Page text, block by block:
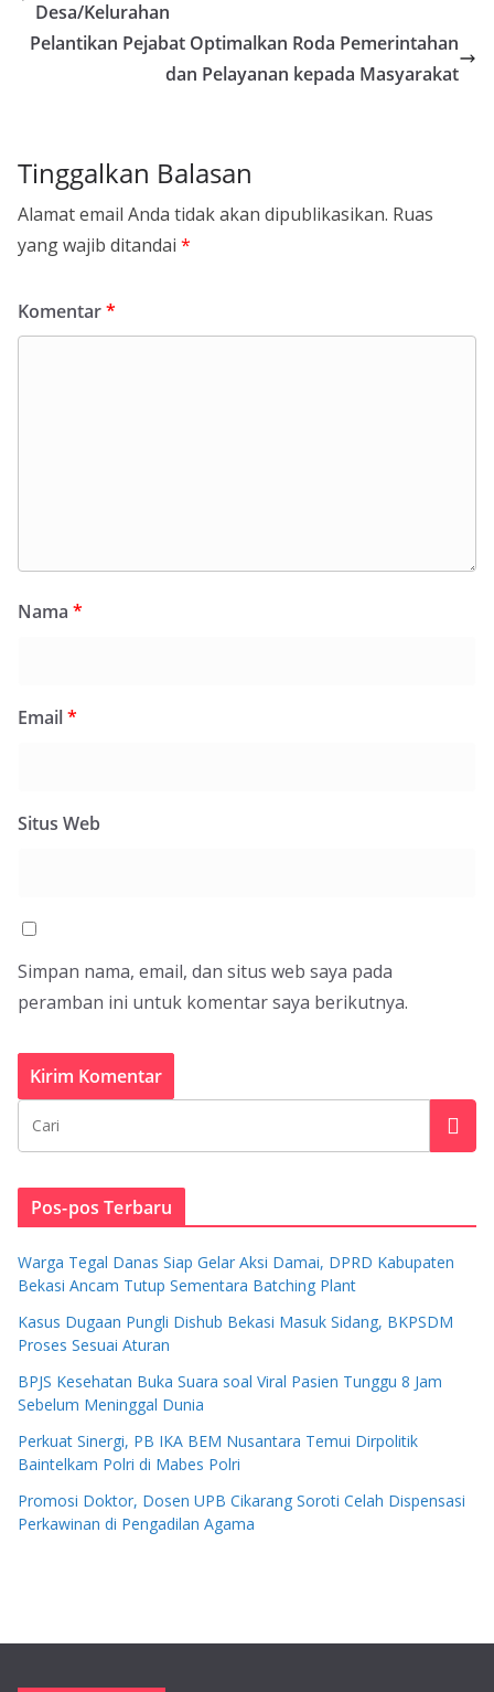
Desa/Kelurahan
Pelantikan Pejabat Optimalkan Roda Pemerintahan
dan Pelayanan kepada Masyarakat
Tinggalkan Balasan
Alamat email Anda tidak akan dipublikasikan. Ruas
yang wajib ditandai *
Komentar*
Nama *
Email*
Situs Web
Simpan nama, email, dan situs web saya pada
peramban ini untuk komentar saya berikutnya.
Pos-pos Terbaru
Warga Tegal Danas Siap Gelar Aksi Damai, DPRD Kabupaten
Bekasi Ancam Tutup Sementara Batching Plant
Kasus Dugaan Pungli Dishub Bekasi Masuk Sidang, BKPSDM
Proses Sesuai Aturan
BPJS Kesehatan Buka Suara soal Viral Pasien Tunggu 8 Jam
Sebelum Meninggal Dunia
Perkuat Sinergi, PB IKA BEM Nusantara Temui Dirpolitik
Baintelkam Polri di Mabes Polri
Promosi Doktor, Dosen UPB Cikarang Soroti Celah Dispensasi
Perkawinan di Pengadilan Agama